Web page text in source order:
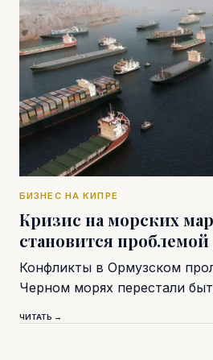
БИЗНЕС НА КИПРЕ
Кризис на морских
становится
Конфликты в Ормузском
Черном морях перестали
ЧИТАТЬ →